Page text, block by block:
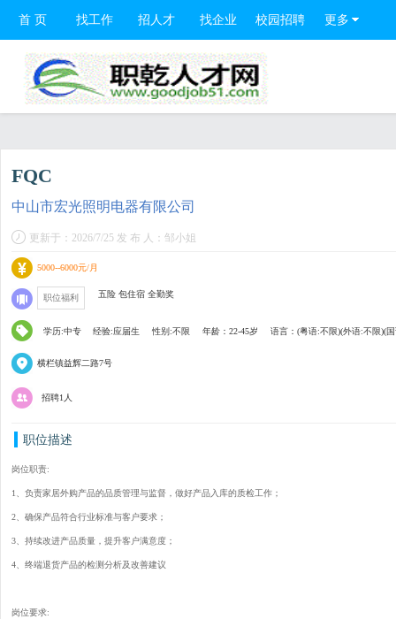
首 页 找工作 招人才 找企业 校园招聘 更多
FQC
中山市宏光照明电器有限公司
更新于：2026/7/25 发 布 人：邹小姐
5000--6000元/月
职位福利 五险 包住宿 全勤奖
学历:中专 经验:应届生 性别:不限 年龄：22-45岁 语言：(粤语:不限)(外语:不限)(
横栏镇益辉二路7号
招聘1人
职位描述
岗位职责:
1、负责家居外购产品的品质管理与监督，做好产品入库的质检工作；
2、确保产品符合行业标准与客户要求；
3、持续改进产品质量，提升客户满意度；
4、终端退货产品的检测分析及改善建议
岗位要求: